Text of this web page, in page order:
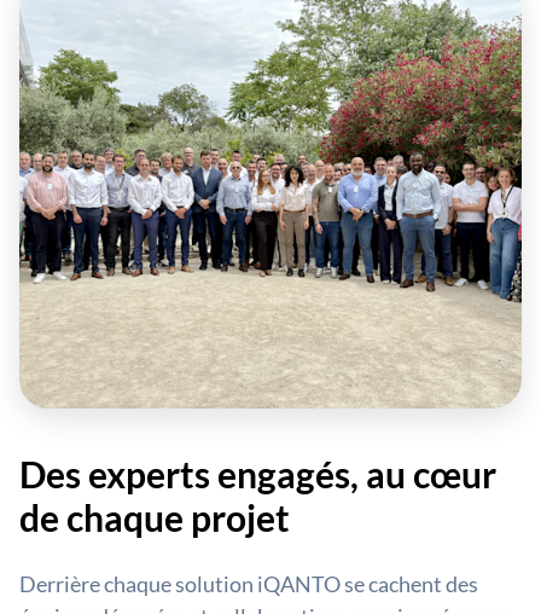
Des experts engagés, au cœur
de chaque projet
Derrière chaque solution iQANTO se cachent des